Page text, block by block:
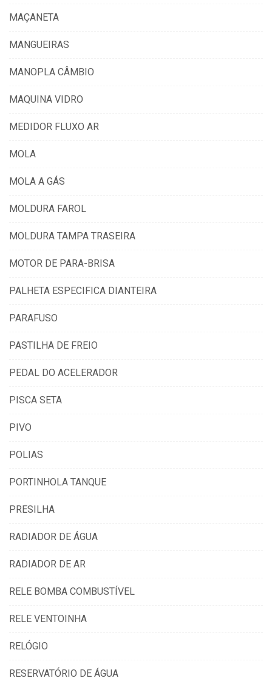
MAÇANETA
MANGUEIRAS
MANOPLA CÂMBIO
MAQUINA VIDRO
MEDIDOR FLUXO AR
MOLA
MOLA A GÁS
MOLDURA FAROL
MOLDURA TAMPA TRASEIRA
MOTOR DE PARA-BRISA
PALHETA ESPECIFICA DIANTEIRA
PARAFUSO
PASTILHA DE FREIO
PEDAL DO ACELERADOR
PISCA SETA
PIVO
POLIAS
PORTINHOLA TANQUE
PRESILHA
RADIADOR DE ÁGUA
RADIADOR DE AR
RELE BOMBA COMBUSTÍVEL
RELE VENTOINHA
RELÓGIO
RESERVATÓRIO DE ÁGUA